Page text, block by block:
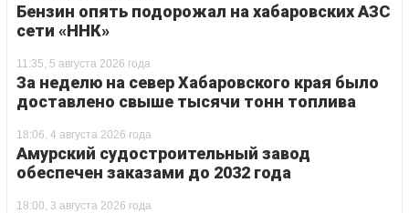
Бензин опять подорожал на хабаровских АЗС
сети «ННК»
11:35, 5 августа 2026 года
За неделю на север Хабаровского края было
доставлено свыше тысячи тонн топлива
18:06, 4 августа 2026 года
Амурский судостроительный завод
обеспечен заказами до 2032 года
18:00, 3 августа 2026 года